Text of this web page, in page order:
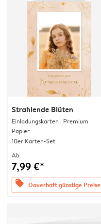
Strahlende Blüten
Einladungskarten | Premium
Papier
10er Karten-Set
Ab
7,99 €*
offers Dauerhaft günstige Preise